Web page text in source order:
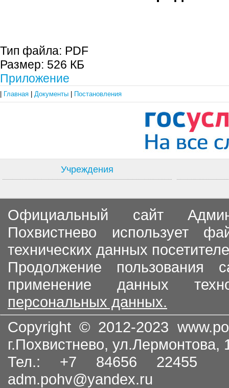
Тип файла: PDF
Размер: 526 КБ
Приложение
Главная Документы Постановления
Учреждения
Официальный сайт
Похвистнево использует
технических данных
Продолжение пользования
применение данных
персональных данных.
Copyright © 2012-2023
г.Похвистнево, ул.Лермонтова,
Тел.: +7 84656
adm.pohv@yandex.ru